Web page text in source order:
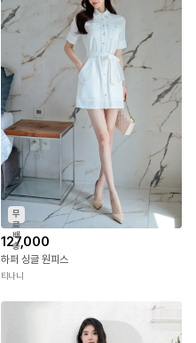
무
료
배
송
127,000
하퍼 싱글 원피스
티나니